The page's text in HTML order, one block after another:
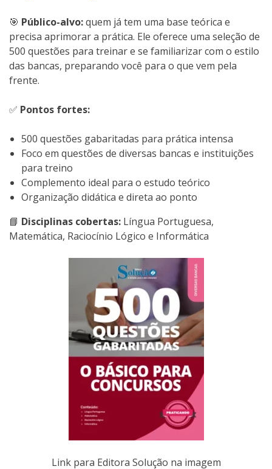
🎯 Público-alvo:quem já tem uma base teórica e
precisa aprimorar a prática. Ele oferece uma seleção de
500 questões para treinar e se familiarizar com o estilo
das bancas, preparando você para o que vem pela
frente.
✅ Pontos fortes:
500 questões gabaritadas para prática intensa
Foco em questões de diversas bancas e instituições
para treino
Complemento ideal para o estudo teórico
Organização didática e direta ao ponto
📘 Disciplinas cobertas: Língua Portuguesa,
Matemática, Raciocínio Lógico e Informática
Link para Editora Solução na imagem